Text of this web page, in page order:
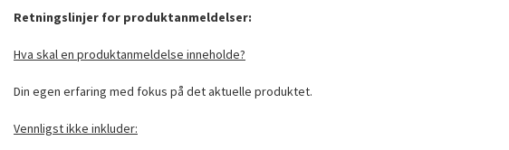
Retningslinjer for produktanmeldelser:
Hva skal en produktanmeldelse inneholde?
Din egen erfaring med fokus på det aktuelle produktet.
Vennligst ikke inkluder: